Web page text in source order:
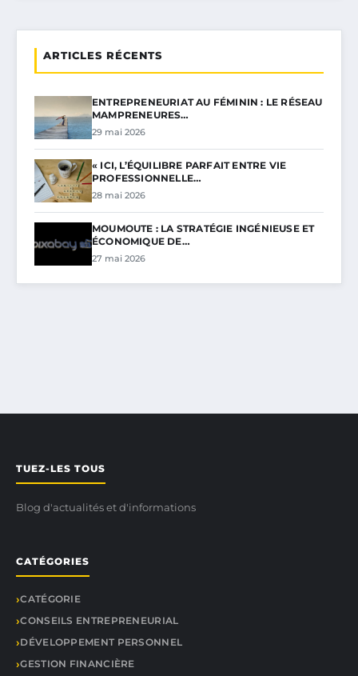
ARTICLES RÉCENTS
ENTREPRENEURIAT AU FÉMININ : LE RÉSEAU
MAMPRENEURES…
29 mai 2026
« ICI, L’ÉQUILIBRE PARFAIT ENTRE VIE
PROFESSIONNELLE…
28 mai 2026
MOUMOUTE : LA STRATÉGIE INGÉNIEUSE ET
ÉCONOMIQUE DE…
27 mai 2026
TUEZ-LES TOUS
Blog d'actualités et d'informations
CATÉGORIES
CATÉGORIE
CONSEILS ENTREPRENEURIAL
DÉVELOPPEMENT PERSONNEL
GESTION FINANCIÈRE